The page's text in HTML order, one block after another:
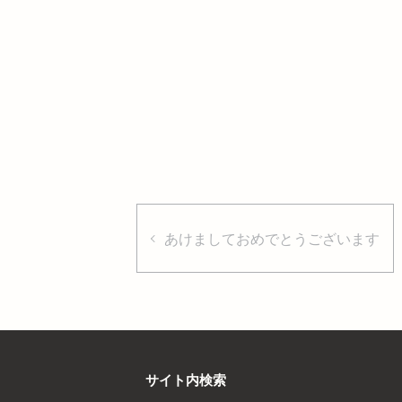
あけましておめでとうございます
サイト内検索